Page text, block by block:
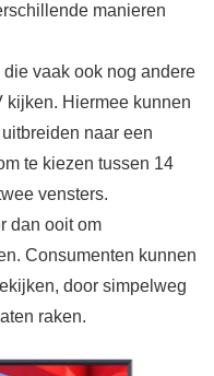
manieren
vaak ook nog andere
kijken. Hiermee kunnen
naar een
te kiezen tussen 14
vensters.
dan ooit om
Consumenten kunnen
door simpelweg
raken.